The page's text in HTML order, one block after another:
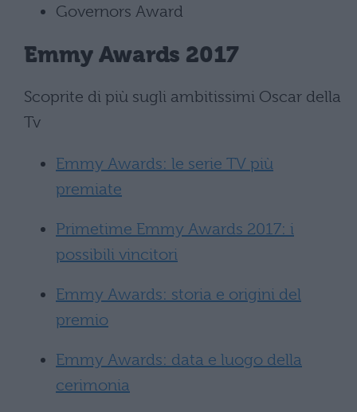
Governors Award
Emmy Awards 2017
Scoprite di più sugli ambitissimi Oscar della
Tv
Emmy Awards: le serie TV più
premiate
Primetime Emmy Awards 2017: i
possibili vincitori
Emmy Awards: storia e origini del
premio
Emmy Awards: data e luogo della
cerimonia